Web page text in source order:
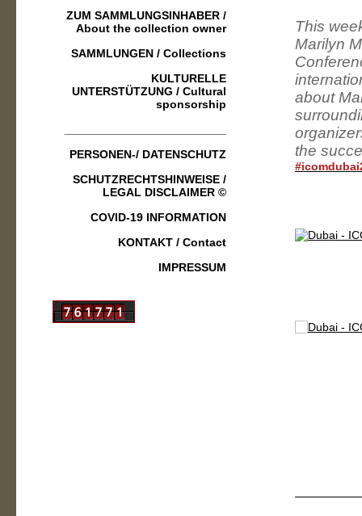
This
Marilyn
about
the
ZUM SAMMLUNGSINHABER /
About the collection owner
SAMMLUNGEN / Collections
KULTURELLE
UNTERSTÜTZUNG / Cultural
sponsorship
PERSONEN-/ DATENSCHUTZ
SCHUTZRECHTSHINWEISE /
LEGAL DISCLAIMER ©
COVID-19 INFORMATION
KONTAKT / Contact
IMPRESSUM